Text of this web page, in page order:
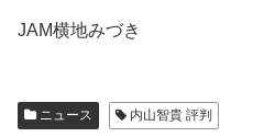
JAM横地みづき
ニュース 内山智貴 評判